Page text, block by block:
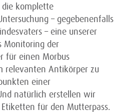
die komplette
– gegebenenfalls
– eine unserer
Monitoring der
für einen Morbus
relevanten Antikörper zu
einer
natürlich erstellen wir
für den Mutterpass.